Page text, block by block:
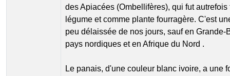
des Apiacées (Ombellifères), qui fut
légume et comme plante fourragère. C'est
peu délaissée de nos jours, sauf en Grande-
pays nordiques et en Afrique du Nord .
Le panais, d'une couleur blanc ivoire, a une